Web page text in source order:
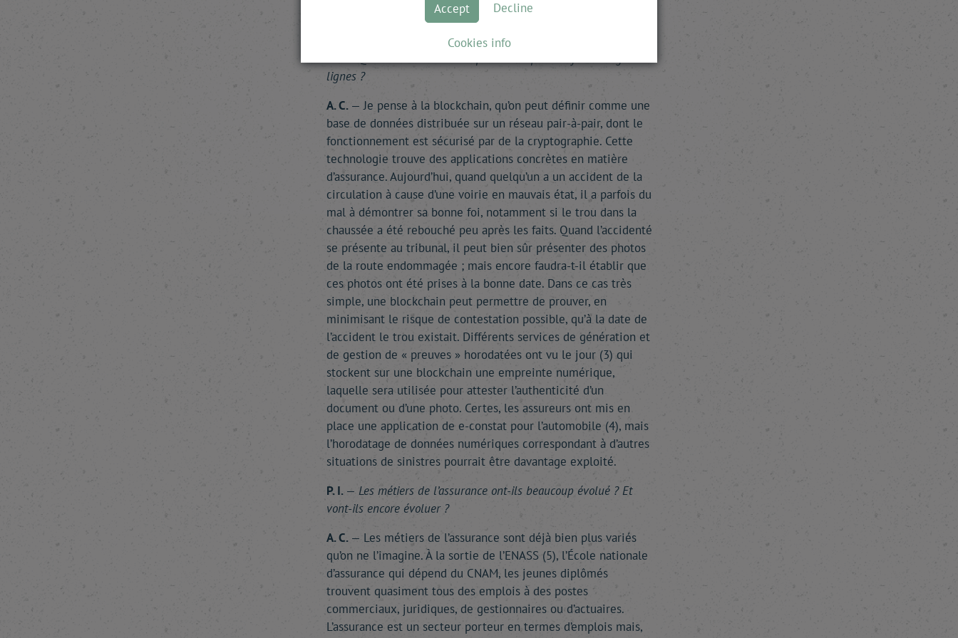
les citoyens que nous sommes, et non favoriser l’émergence
lignes ?
A. C. — Je pense à la blockchain, qu’on peut définir comme une
base de données distribuée sur un réseau pair-à-pair, dont le
fonctionnement est sécurisé par de la cryptographie. Cette
technologie trouve des applications concrètes en matière
d’assurance. Aujourd’hui, quand quelqu’un a un accident de la
circulation à cause d’une voirie en mauvais état, il a parfois du
mal à démontrer sa bonne foi, notamment si le trou dans la
chaussée a été rebouché peu après les faits. Quand l’accidenté
se présente au tribunal, il peut bien sûr présenter des photos
de la route endommagée ; mais encore faudra-t-il établir que
ces photos ont été prises à la bonne date. Dans ce cas très
simple, une blockchain peut permettre de prouver, en
minimisant le risque de contestation possible, qu’à la date de
l’accident le trou existait. Différents services de génération et
de gestion de « preuves » horodatées ont vu le jour (3) qui
stockent sur une blockchain une empreinte numérique,
laquelle sera utilisée pour attester l’authenticité d’un
document ou d’une photo. Certes, les assureurs ont mis en
place une application de e-constat pour l’automobile (4), mais
l’horodatage de données numériques correspondant à d’autres
situations de sinistres pourrait être davantage exploité.
P. I. — Les métiers de l’assurance ont-ils beaucoup évolué ? Et
vont-ils encore évoluer ?
A. C. — Les métiers de l’assurance sont déjà bien plus variés
qu’on ne l’imagine. À la sortie de l’ENASS (5), l’École nationale
d’assurance qui dépend du CNAM, les jeunes diplômés
trouvent quasiment tous des emplois à des postes
commerciaux, juridiques, de gestionnaires ou d’actuaires.
L’assurance est un secteur porteur en termes d’emplois mais,
Accept Decline
Cookies info